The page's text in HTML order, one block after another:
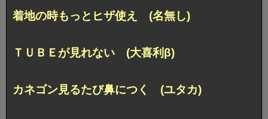
着地の時もっとヒザ使え (名無し)
ＴＵＢＥが見れない (大喜利β)
カネゴン見るたび鼻につく (ユタカ)